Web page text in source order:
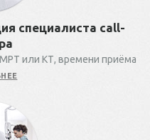
специалиста call-
или КТ, времени приёма